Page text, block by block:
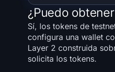
¿Puedo
Sí, los tokens de
configura una wallet
Layer 2 construida
solicita los tokens.